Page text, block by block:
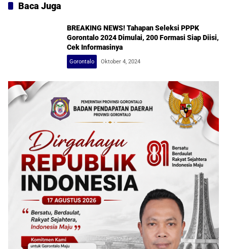
Baca Juga
BREAKING NEWS! Tahapan Seleksi PPPK
Gorontalo 2024 Dimulai, 200 Formasi Siap Diisi,
Cek Informasinya
Gorontalo Oktober 4, 2024